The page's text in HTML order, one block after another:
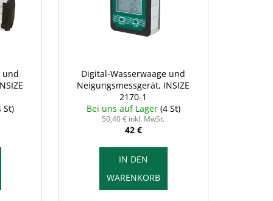
und
St)
Digital-Wasserwaage und
Neigungsmessgerät, INSIZE
2170-1
Bei uns auf Lager (4 St)
50,40 € inkl. MwSt.
42 €
IN DEN
WARENKORB